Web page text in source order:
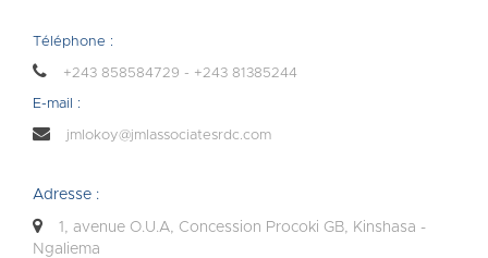
Téléphone :
+243 858584729 - +243 81385244
E-mail :
jmlokoy@jmlassociatesrdc.com
Adresse :
1, avenue O.U.A, Concession Procoki GB, Kinshasa -
Ngaliema